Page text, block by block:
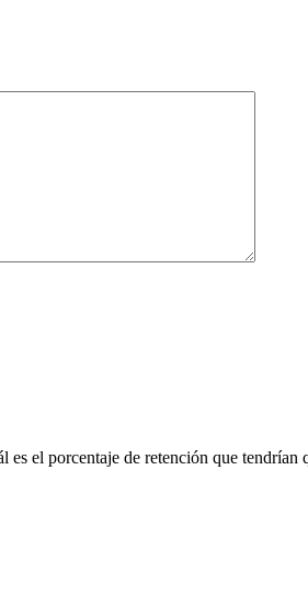
es el porcentaje de retención que tendrían